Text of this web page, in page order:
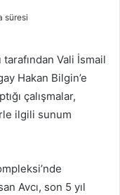
süresi
tarafından Vali İsmail
Hakan Bilgin’e
çalışmalar,
ilgili sunum
Avcı, son 5 yıl